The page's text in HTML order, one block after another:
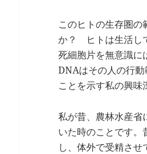
このヒトの生存圏
か？ ヒトは生活し
死細胞片を無意識に
DNAはその人の行
ことを示す私の興味
私が昔、農林水産省
いた時のことです。
し、体外で受精さ